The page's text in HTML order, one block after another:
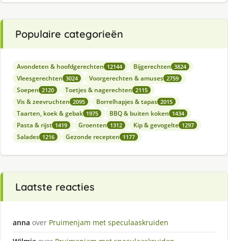
Populaire categorieën
Avondeten & hoofdgerechten 12144 Bijgerechten 3824
Vleesgerechten 3024 Voorgerechten & amuses 2759
Soepen 2120 Toetjes & nagerechten 2115
Vis & zeevruchten 2095 Borrelhapjes & tapas 2015
Taarten, koek & gebak 1975 BBQ & buiten koken 1434
Pasta & rijst 1419 Groenten 1312 Kip & gevogelte 1297
Salades 1216 Gezonde recepten 1177
Laatste reacties
anna over Pruimenjam met speculaaskruiden